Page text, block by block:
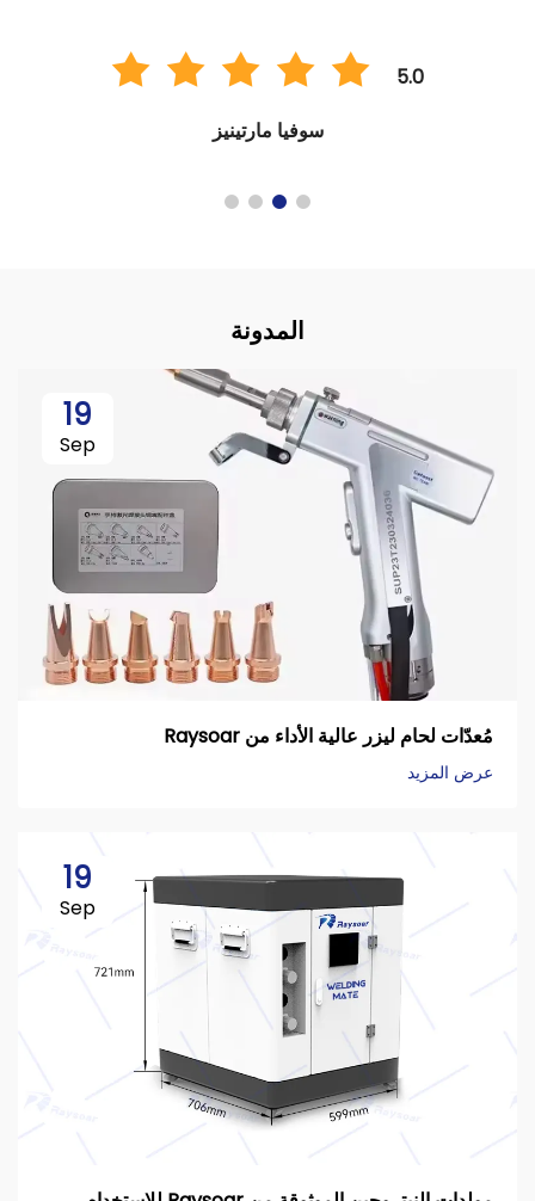
5.0
سوفيا مارتينيز
المدونة
19
Sep
مُعدّات لحام ليزر عالية الأداء من Raysoar
عرض المزيد
19
Sep